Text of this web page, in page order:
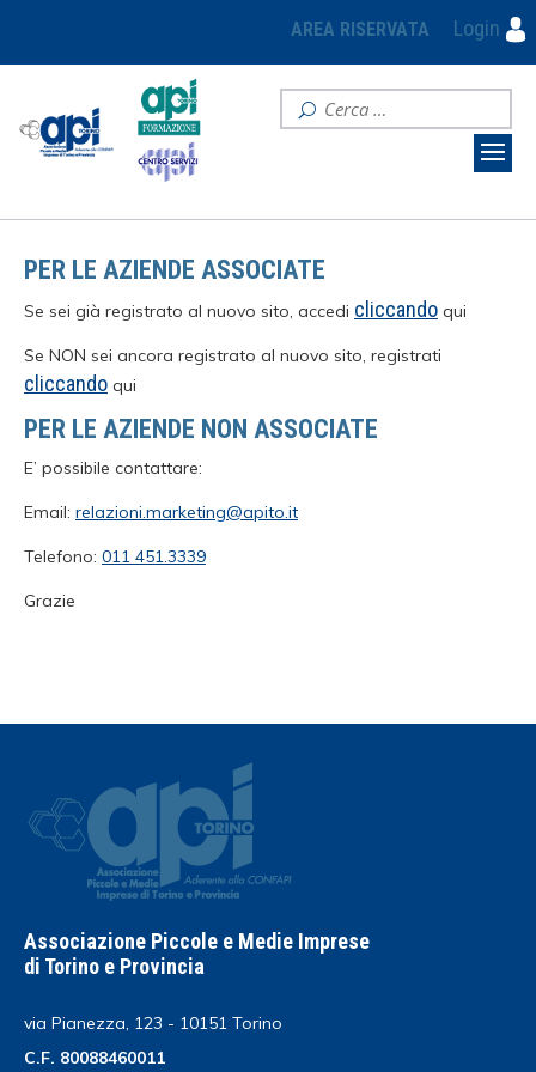
AREA RISERVATA Login
PER LE AZIENDE ASSOCIATE
Se sei già registrato al nuovo sito, accedi cliccando qui
Se NON sei ancora registrato al nuovo sito, registrati
cliccando qui
PER LE AZIENDE NON ASSOCIATE
E’ possibile contattare:
Email: relazioni.marketing@apito.it
Telefono: 011 451.3339
Grazie
Associazione Piccole e Medie Imprese
di Torino e Provincia
via Pianezza, 123 - 10151 Torino
C.F. 80088460011